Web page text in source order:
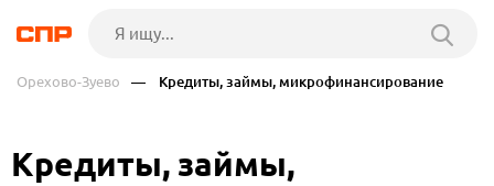
Орехово-Зуево — Кредиты, займы, микрофинансирование
Кредиты, займы,